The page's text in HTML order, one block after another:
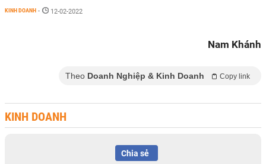
KINH DOANH - 12-02-2022
Nam Khánh
Theo Doanh Nghiệp & Kinh Doanh Copy link
KINH DOANH
Chia sẻ